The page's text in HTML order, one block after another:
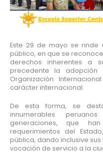
Este 29 de mayo se rinde
público, en que se
derechos inherentes a
precedente la adopción
Organización
carácter internacional.
De esta forma, se
innumerables
generaciones, que
requerimientos del
pública, dando inclusive
vocación de servicio a la